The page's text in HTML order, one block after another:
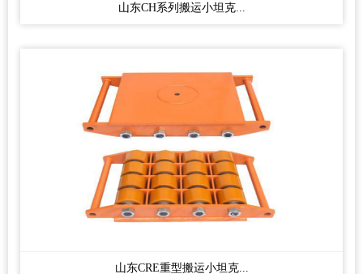
山东CH系列搬运小坦克...
山东CRE重型搬运小坦克...